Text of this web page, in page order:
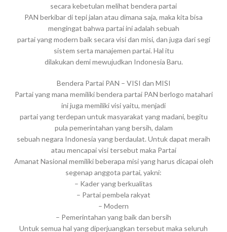
secara kebetulan melihat bendera partai
PAN berkibar di tepi jalan atau dimana saja, maka kita bisa
mengingat bahwa partai ini adalah sebuah
partai yang modern baik secara visi dan misi, dan juga dari segi
sistem serta manajemen partai. Hal itu
dilakukan demi mewujudkan Indonesia Baru.
Bendera Partai PAN – VISI dan MISI
Partai yang mana memiliki bendera partai PAN berlogo matahari
ini juga memiliki visi yaitu, menjadi
partai yang terdepan untuk masyarakat yang madani, begitu
pula pemerintahan yang bersih, dalam
sebuah negara Indonesia yang berdaulat. Untuk dapat meraih
atau mencapai visi tersebut maka Partai
Amanat Nasional memiliki beberapa misi yang harus dicapai oleh
segenap anggota partai, yakni:
– Kader yang berkualitas
– Partai pembela rakyat
– Modern
– Pemerintahan yang baik dan bersih
Untuk semua hal yang diperjuangkan tersebut maka seluruh